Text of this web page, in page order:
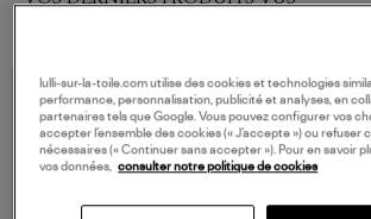
lulli-sur-la-toile.com utilise des cookies et technologies
performance, personnalisation, publicité et analyses, en
partenaires tels que Google. Vous pouvez configurer vos
accepter l’ensemble des cookies (« J’accepte ») ou
nécessaires (« Continuer sans accepter »). Pour en savoir
vos données, consulter notre politique de cookies